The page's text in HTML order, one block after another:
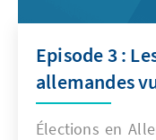
Episode 3 :
allemandes
Élections en